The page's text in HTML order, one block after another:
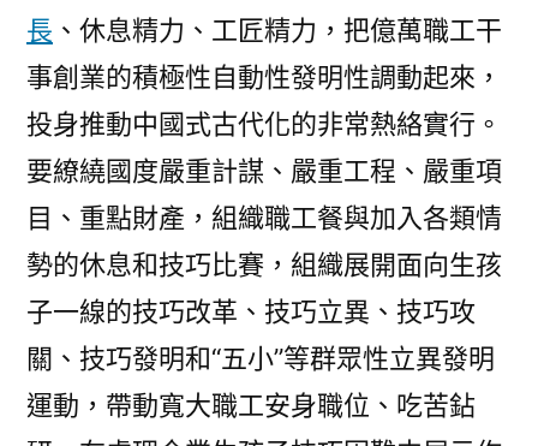
長 、休息精力、工匠精力，把億萬職工干
事創業的積極性自動性發明性調動起來，
投身推動中國式古代化的非常熱絡實行。
要繚繞國度嚴重計謀、嚴重工程、嚴重項
目、重點財產，組織職工餐與加入各類情
勢的休息和技巧比賽，組織展開面向生孩
子一線的技巧改革、技巧立異、技巧攻
關、技巧發明和“五小”等群眾性立異發明
運動，帶動寬大職工安身職位、吃苦鉆